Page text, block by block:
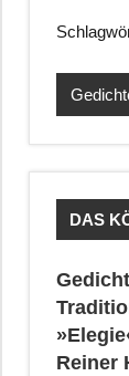
DAS
Reiner